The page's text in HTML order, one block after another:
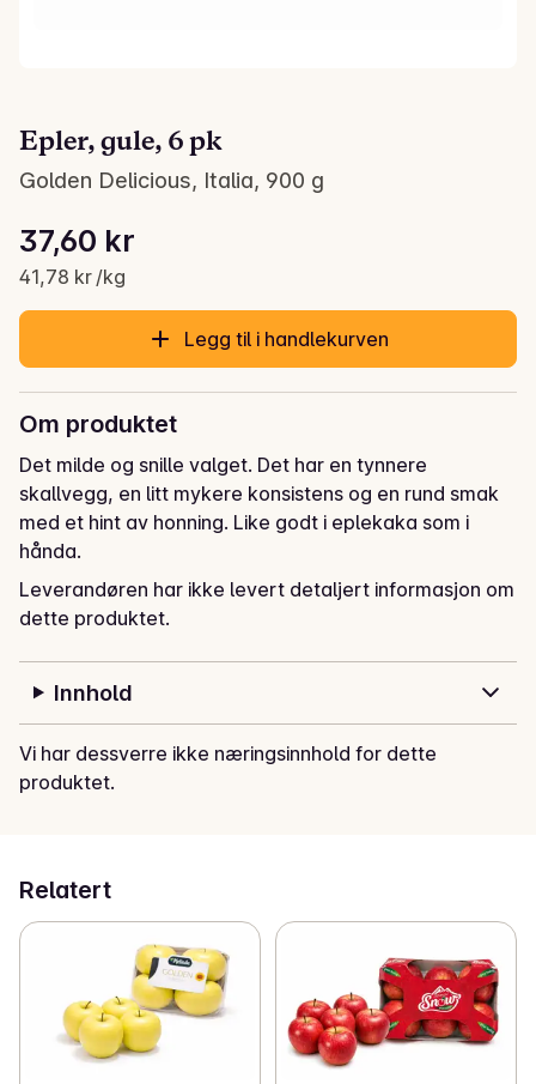
Epler, gule, 6 pk
Golden Delicious, Italia, 900 g
Gjeldende pris er: 37,60 kr
37,60 kr
41,78 kr /kg
Stykkpris: 41,78 kr /kg
Legg til i handlekurven
Om produktet
Det milde og snille valget. Det har en tynnere
skallvegg, en litt mykere konsistens og en rund smak
med et hint av honning. Like godt i eplekaka som i
hånda.
Leverandøren har ikke levert detaljert informasjon om
dette produktet.
Innhold
Vi har dessverre ikke næringsinnhold for dette
produktet.
Relatert